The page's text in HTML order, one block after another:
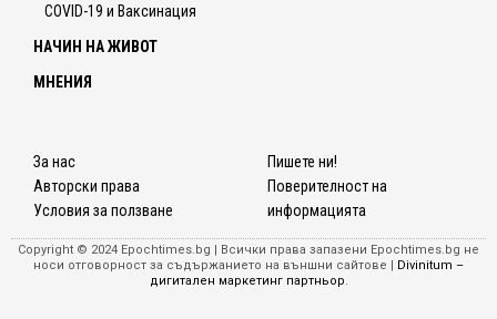
COVID-19 и Ваксинация
НАЧИН НА ЖИВОТ
МНЕНИЯ
За нас
Авторски права
Условия за ползване
Пишете ни!
Поверителност на
информацията
Copyright © 2024 Epochtimes.bg | Всички права запазени Epochtimes.bg не
носи отговорност за съдържанието на външни сайтове |
Divinitum –
дигитален маркетинг партньор.